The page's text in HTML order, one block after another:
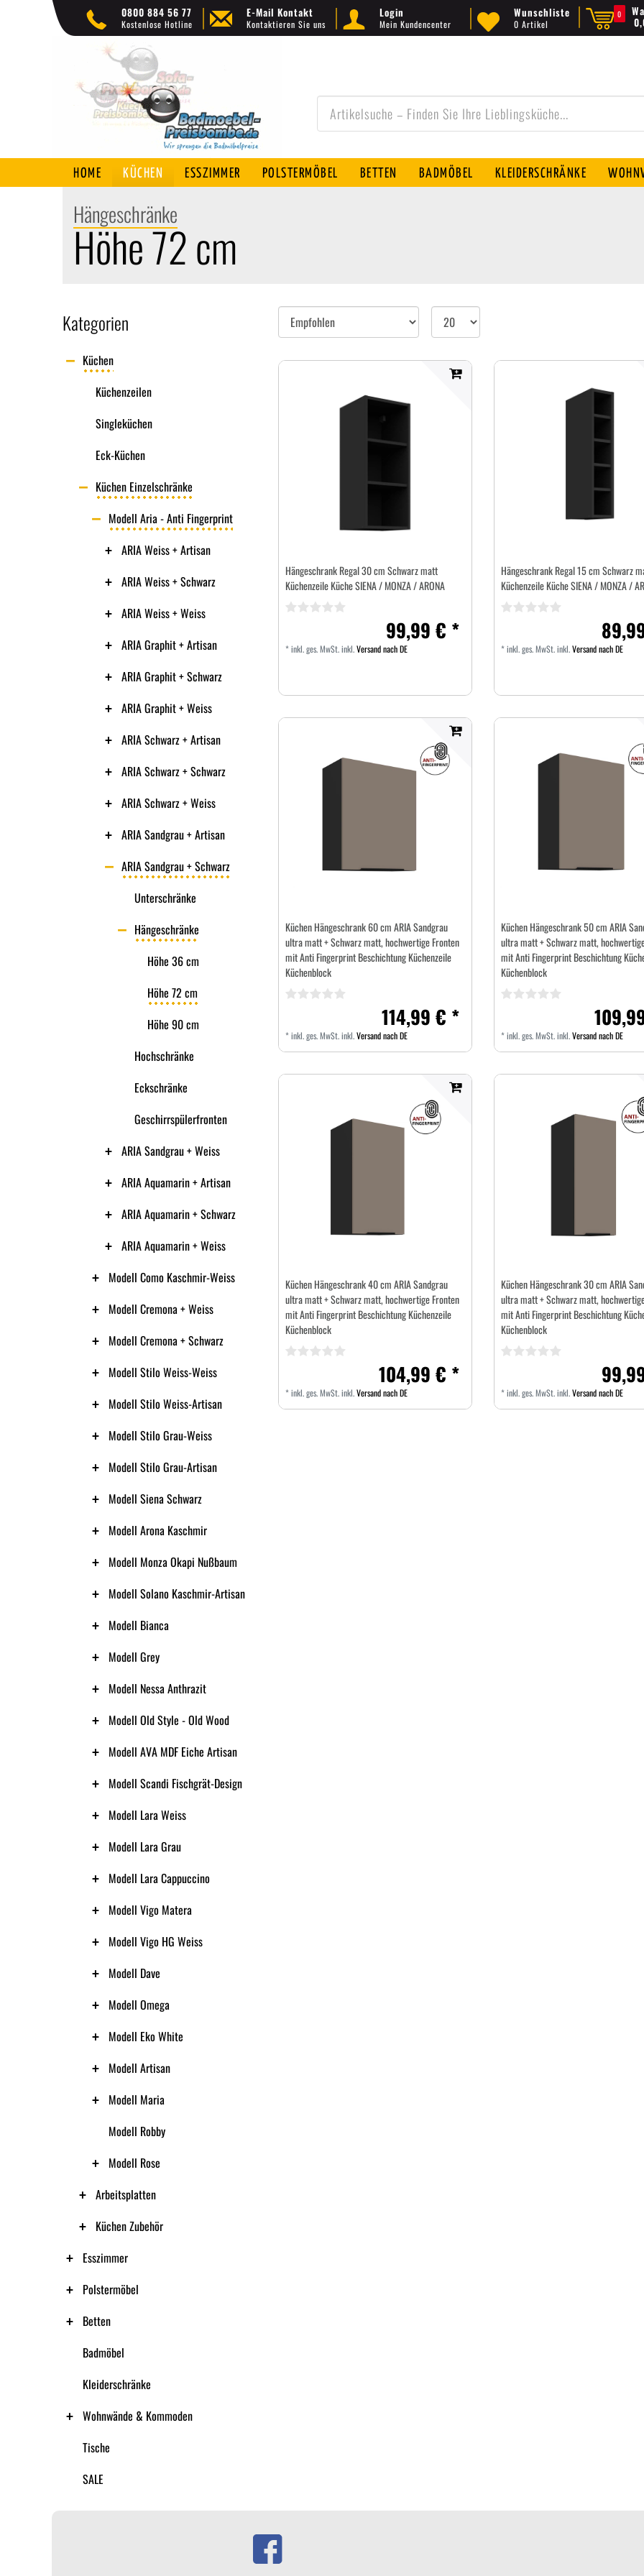
0800 884 56 77
Kostenlose Hotline
E-Mail Kontakt
Kontaktieren Sie uns
Login
Mein Kundencenter
Wunschliste
0 Artikel
0
HOME KÜCHEN ESSZIMMER POLSTERMÖBEL BETTEN BADMÖBEL KLEIDERSCHRÄNKE
Hängeschränke
Höhe 72 cm
Kategorien
Küchen
Küchenzeilen
Singleküchen
Eck-Küchen
Küchen Einzelschränke
Modell Aria - Anti Fingerprint
ARIA Weiss + Artisan
ARIA Weiss + Schwarz
ARIA Weiss + Weiss
ARIA Graphit + Artisan
ARIA Graphit + Schwarz
ARIA Graphit + Weiss
ARIA Schwarz + Artisan
ARIA Schwarz + Schwarz
ARIA Schwarz + Weiss
ARIA Sandgrau + Artisan
ARIA Sandgrau + Schwarz
Unterschränke
Hängeschränke
Höhe 36 cm
Höhe 72 cm
Höhe 90 cm
Hochschränke
Eckschränke
Geschirrspülerfronten
ARIA Sandgrau + Weiss
ARIA Aquamarin + Artisan
ARIA Aquamarin + Schwarz
ARIA Aquamarin + Weiss
Modell Como Kaschmir-Weiss
Modell Cremona + Weiss
Modell Cremona + Schwarz
Modell Stilo Weiss-Weiss
Modell Stilo Weiss-Artisan
Modell Stilo Grau-Weiss
Modell Stilo Grau-Artisan
Modell Siena Schwarz
Modell Arona Kaschmir
Modell Monza Okapi Nußbaum
Modell Solano Kaschmir-Artisan
Modell Bianca
Modell Grey
Modell Nessa Anthrazit
Modell Old Style - Old Wood
Modell AVA MDF Eiche Artisan
Modell Scandi Fischgrät-Design
Modell Lara Weiss
Modell Lara Grau
Modell Lara Cappuccino
Modell Vigo Matera
Modell Vigo HG Weiss
Modell Dave
Modell Omega
Modell Eko White
Modell Artisan
Modell Maria
Modell Robby
Modell Rose
Arbeitsplatten
Küchen Zubehör
Esszimmer
Polstermöbel
Betten
Badmöbel
Kleiderschränke
Wohnwände & Kommoden
Tische
SALE
Sortieren
Artikel
Hängeschrank Regal 30 cm Schwarz matt
Küchenzeile Küche SIENA / MONZA / ARONA
99,99 € *
*inkl. ges. MwSt.inkl.Versand nach DE
Hängeschrank Regal 15 cm Schwarz
Küchenzeile Küche SIENA / MONZA /
*inkl. ges. MwSt.inkl.Versand nach DE
Küchen Hängeschrank 60 cm ARIA Sandgrau
ultra matt + Schwarz matt, hochwertige Fronten
mit Anti Fingerprint Beschichtung Küchenzeile
Küchenblock
114,99 € *
*inkl. ges. MwSt.inkl.Versand nach DE
Küchen Hängeschrank 50 cm ARIA
ultra matt + Schwarz matt,
mit Anti Fingerprint Beschichtung
Küchenblock
*inkl. ges. MwSt.inkl.Versand nach DE
Küchen Hängeschrank 40 cm ARIA Sandgrau
ultra matt + Schwarz matt, hochwertige Fronten
mit Anti Fingerprint Beschichtung Küchenzeile
Küchenblock
104,99 € *
*inkl. ges. MwSt.inkl.Versand nach DE
Küchen Hängeschrank 30 cm ARIA
ultra matt + Schwarz matt,
mit Anti Fingerprint Beschichtung
Küchenblock
*inkl. ges. MwSt.inkl.Versand nach DE